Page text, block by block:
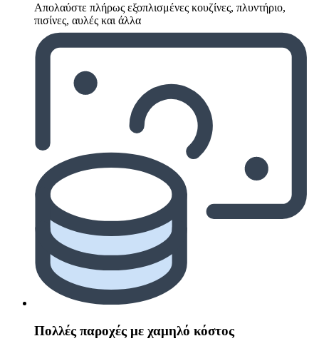
Απολαύστε πλήρως εξοπλισμένες κουζίνες, πλυντήριο,
πισίνες, αυλές και άλλα
Πολλές παροχές με χαμηλό κόστος